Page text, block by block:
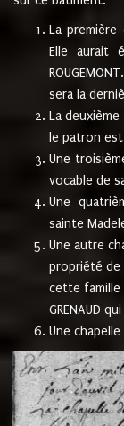
La
Elle aurait
sera la
La
le patron
Une
vocable de
Une
sainte
Une autre
propriété de
cette
GRENAUD
Une chapelle